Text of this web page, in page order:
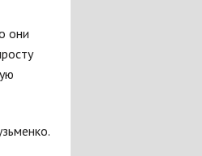
они